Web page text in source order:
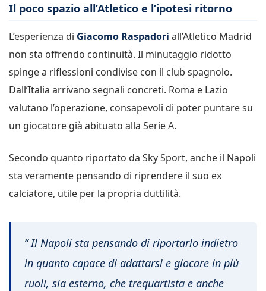
Il poco spazio all’Atletico e l’ipotesi ritorno
L’esperienza di Giacomo Raspadori all’Atletico Madrid
non sta offrendo continuità. Il minutaggio ridotto
spinge a riflessioni condivise con il club spagnolo.
Dall’Italia arrivano segnali concreti. Roma e Lazio
valutano l’operazione, consapevoli di poter puntare su
un giocatore già abituato alla Serie A.
Secondo quanto riportato da Sky Sport, anche il Napoli
sta veramente pensando di riprendere il suo ex
calciatore, utile per la propria duttilità.
“ Il Napoli sta pensando di riportarlo indietro
in quanto capace di adattarsi e giocare in più
ruoli, sia esterno, che trequartista e anche